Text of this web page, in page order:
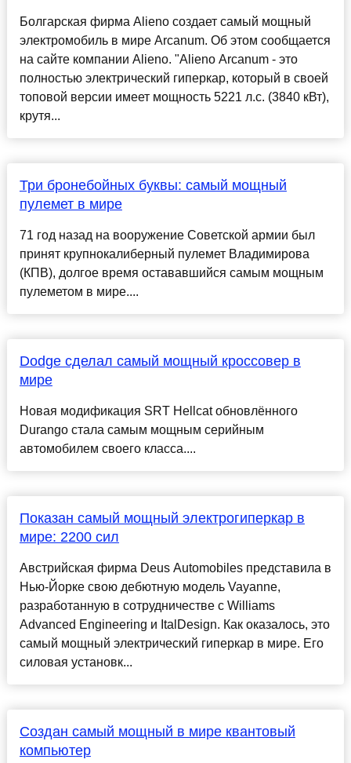
Болгарская фирма Alieno создает самый мощный
электромобиль в мире Arcanum. Об этом сообщается
на сайте компании Alieno. "Alieno Arcanum - это
полностью электрический гиперкар, который в своей
топовой версии имеет мощность 5221 л.с. (3840 кВт),
крутя...
Три бронебойных буквы: самый мощный
пулемет в мире
71 год назад на вооружение Советской армии был
принят крупнокалиберный пулемет Владимирова
(КПВ), долгое время остававшийся самым мощным
пулеметом в мире....
Dodge сделал самый мощный кроссовер в
мире
Новая модификация SRT Hellcat обновлённого
Durango стала самым мощным серийным
автомобилем своего класса....
Показан самый мощный электрогиперкар в
мире: 2200 сил
Австрийская фирма Deus Automobiles представила в
Нью-Йорке свою дебютную модель Vayanne,
разработанную в сотрудничестве с Williams
Advanced Engineering и ItalDesign. Как оказалось, это
самый мощный электрический гиперкар в мире. Его
силовая установк...
Создан самый мощный в мире квантовый
компьютер